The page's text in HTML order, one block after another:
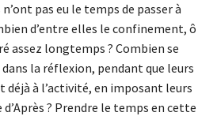
pas eu le temps de passer à
d’entre elles le confinement, ô
assez longtemps ? Combien se
la réflexion, pendant que leurs
à l’activité, en imposant leurs
? Prendre le temps en cette